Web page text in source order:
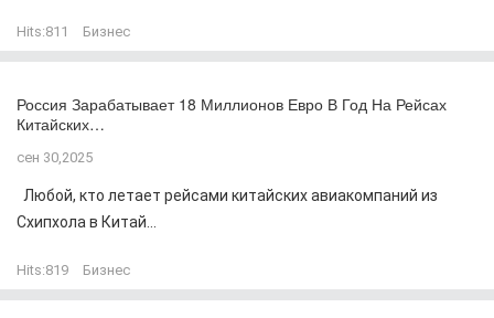
Hits:811 Бизнес
Россия Зарабатывает 18 Миллионов Евро В Год На Рейсах
Китайских…
сен 30,2025
Любой, кто летает рейсами китайских авиакомпаний из
Схипхола в Китай...
Hits:819 Бизнес